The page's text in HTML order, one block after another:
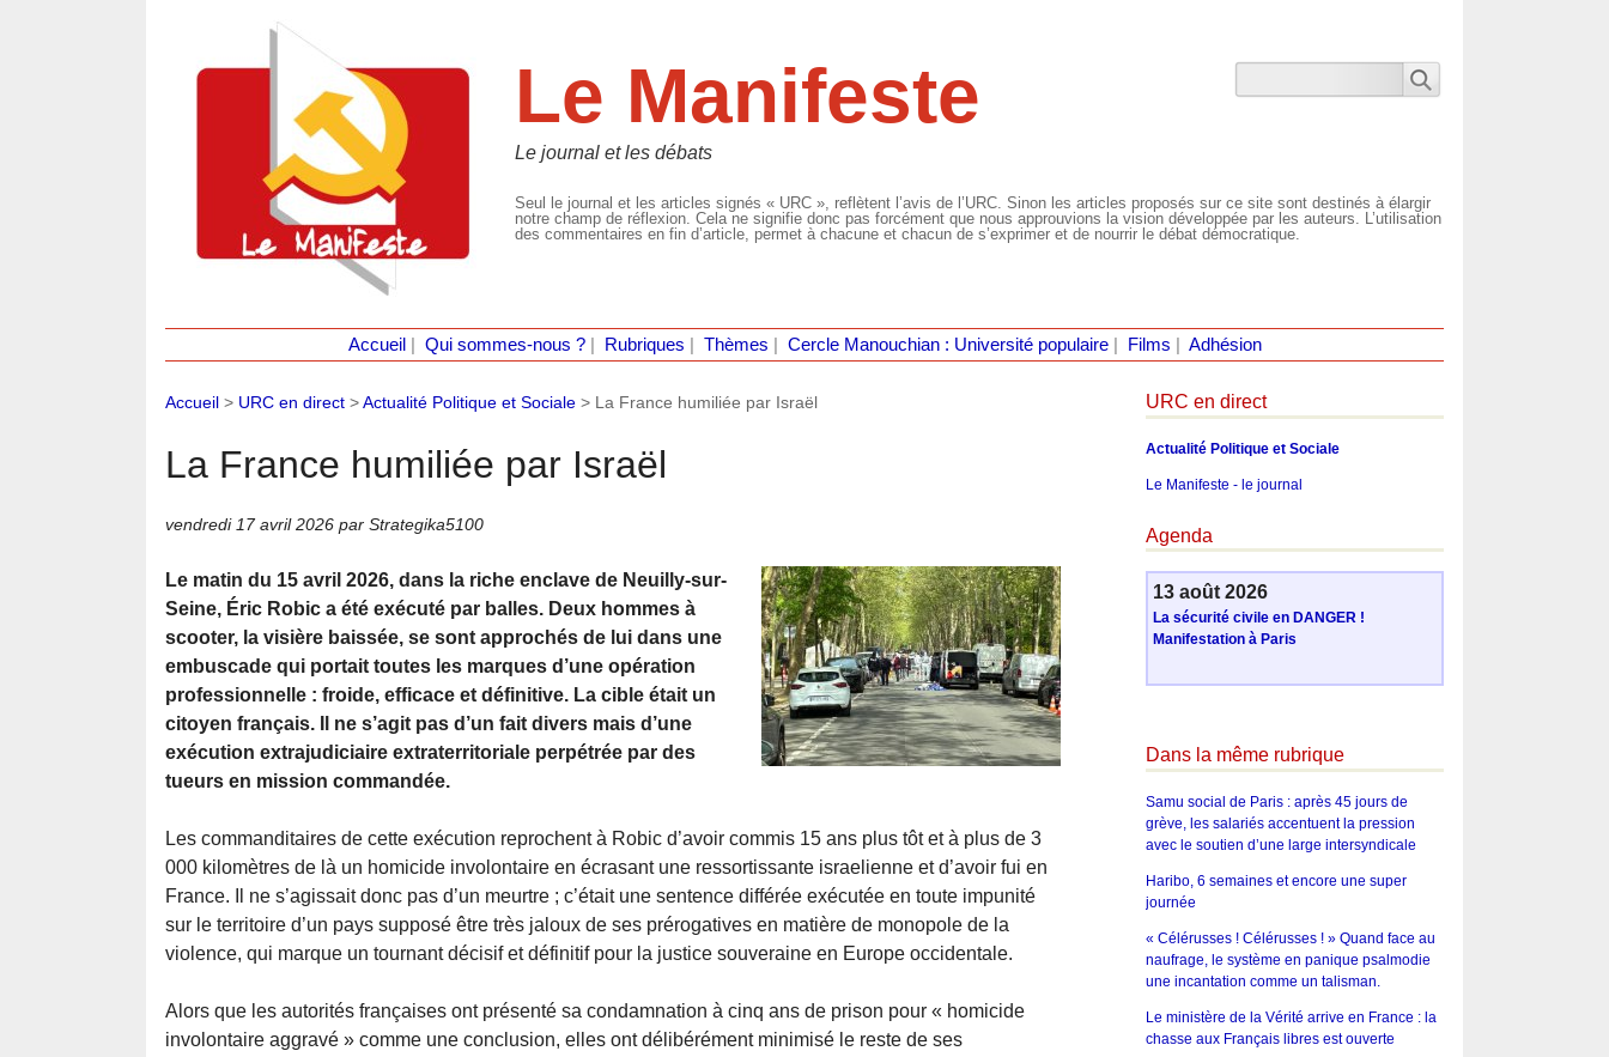
Le Manifeste
Le journal et les débats
Seul le journal et les articles signés « URC », reflètent l’avis de l’URC. Sinon les articles proposés sur ce site sont destinés à élargir
notre champ de réflexion. Cela ne signifie donc pas forcément que nous approuvions la vision développée par les auteurs. L’utilisation
des commentaires en fin d’article, permet à chacune et chacun de s’exprimer et de nourrir le débat démocratique.
Accueil Qui sommes-nous ?| Rubriques Thèmes Cercle Manouchian : Université populaire| Films Adhésion
Accueil > URC en direct >Actualité Politique et Sociale > La France humiliée par Israël
La France humiliée par Israël
vendredi 17 avril 2026 par Strategika5100
Le matin du 15 avril 2026, dans la riche enclave de Neuilly-sur-
Seine, Éric Robic a été exécuté par balles. Deux hommes à
scooter, la visière baissée, se sont approchés de lui dans une
embuscade qui portait toutes les marques d’une opération
professionnelle : froide, efficace et définitive. La cible était un
citoyen français. Il ne s’agit pas d’un fait divers mais d’une
exécution extrajudiciaire extraterritoriale perpétrée par des
tueurs en mission commandée.
Les commanditaires de cette exécution reprochent à Robic d’avoir commis 15 ans plus tôt et à plus de 3
000 kilomètres de là un homicide involontaire en écrasant une ressortissante israelienne et d’avoir fui en
France. Il ne s’agissait donc pas d’un meurtre ; c’était une sentence différée exécutée en toute impunité
sur le territoire d’un pays supposé être très jaloux de ses prérogatives en matière de monopole de la
violence, qui marque un tournant décisif et définitif pour la justice souveraine en Europe occidentale.
Alors que les autorités françaises ont présenté sa condamnation à cinq ans de prison pour « homicide
involontaire aggravé » comme une conclusion, elles ont délibérément minimisé le reste de ses
URC en direct
Actualité Politique et Sociale
Le Manifeste - le journal
Agenda
13 août 2026
La sécurité civile en DANGER !
Manifestation à Paris
Dans la même rubrique
Samu social de Paris : après 45 jours de
grève, les salariés accentuent la pression
avec le soutien d’une large intersyndicale
Haribo, 6 semaines et encore une super
journée
« Célérusses ! Célérusses ! » Quand face au
naufrage, le système en panique psalmodie
une incantation comme un talisman.
Le ministère de la Vérité arrive en France : la
chasse aux Français libres est ouverte